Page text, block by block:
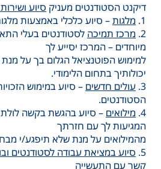
דיקנט הסטודנטים מעניק סיוע
1. מלגות– סיוע כלכלי באמצעות
2. מרכז תמיכה לסטודנטים בעלי
מיוחדים – המרכז יסייע לך
למימוש הפוטנציאל הגלום בך על
יכולותיך בתחום הלימודי.
3. עולים חדשים – סיוע במימוש
הסטודנטים.
4. מילואים – סיוע בהגשת בקשה
המגיעות לך עם חזרתך
מהמילואים על מנת שלא תיפגע/י
5. סיוע במציאת עבודה לסטודנטים
קשר עם התעשייה